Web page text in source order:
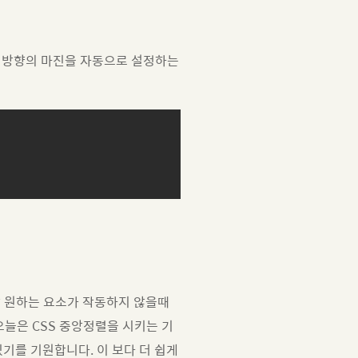
향의 마진을 자동으로 설정하는
하는 요소가 작동하지 않을때
은 CSS 중앙정렬을 시키는 기
를 기원합니다. 이 보다 더 쉽게